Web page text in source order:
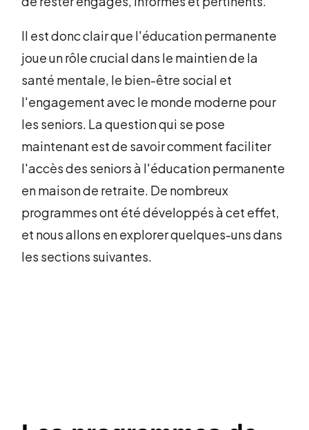
Il est donc clair que l'éducation permanente
joue un rôle crucial dans le maintien de la
santé mentale, le bien-être social et
l'engagement avec le monde moderne pour
les seniors. La question qui se pose
maintenant est de savoir comment faciliter
l'accès des seniors à l'éducation permanente
en maison de retraite. De nombreux
programmes ont été développés à cet effet,
et nous allons en explorer quelques-uns dans
les sections suivantes.